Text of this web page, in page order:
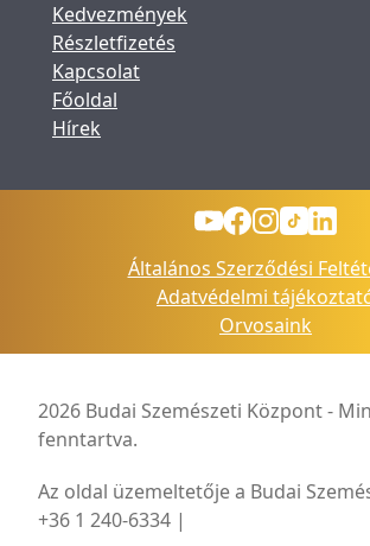
Kedvezmények
Részletfizetés
Kapcsolat
Főoldal
Hírek
Általános Szerződési
Adatvédelmi
Orvosaink
2026 Budai Szemészeti Központ -
fenntartva.
Az oldal üzemeltetője a Budai
+36 1 240-6334 |